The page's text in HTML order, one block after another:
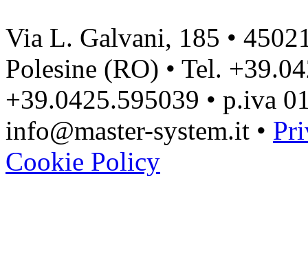
Via L. Galvani, 185 •
Polesine (RO) • Tel.
+39.0425.595039 • p.iva
info@master-system.it •
Cookie Policy